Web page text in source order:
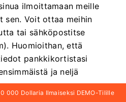
ilmoittamaan meille
sen. Voit ottaa meihin
tai sähköpostitse
). Huomioithan, että
pankkikortistasi
ja neljä
000 Dollaria Ilmaiseksi DEMO-Tilille